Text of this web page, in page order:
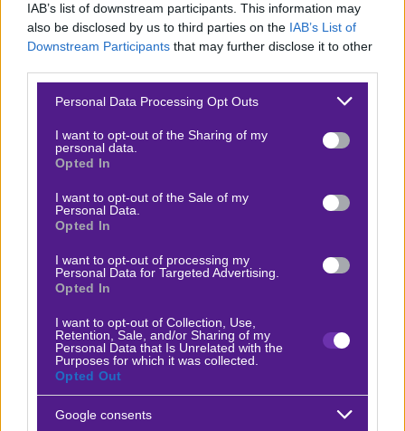
IAB’s list of downstream participants. This information may
also be disclosed by us to third parties on the IAB’s List of
Downstream Participants that may further disclose it to other
Please note that this website/app uses one or more Google
not limited to your visit or usage behaviour. You may click to
grant or deny consent to Google and its third-party tags to
use your data for below specified purposes in below Google
consent section.
Personal Data Processing Opt Outs
I want to opt-out of the Sharing of my
personal data.
Opted In
I want to opt-out of the Sale of my
Personal Data.
Opted In
I want to opt-out of processing my
Personal Data for Targeted Advertising.
Opted In
I want to opt-out of Collection, Use,
Retention, Sale, and/or Sharing of my
Personal Data that Is Unrelated with the
Purposes for which it was collected.
Opted Out
Google consents
τύχης. Είναι χαρακτηριστικό το πινακάκι με τα XGoals
(0.71 – 2.54).
Επιλογή ρίσκου το «Χ» στο3.20τηςBet365.Αφενός
έχουμε δύο ομάδες παρόμοιας δυναμικής, αφετέρου ο
την εποχή κι από τους δύο προπονητές. Τα τελευταία
πέντε μεταξύ τους παιχνίδια ήταν πολύ ισορροπημένα,
τρεις ισοπαλίες και από μία νίκη με ένα γκολ διαφορά.
Ο Βαγγέλης Λυκάκης προτείνει:
Μαγιόρκα - Βαλένθια
Α Ισπανίας 21.04.2026|20:00